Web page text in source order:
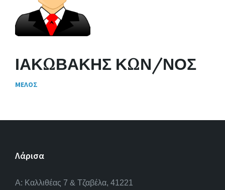
ΙΑΚΩΒΑΚΗΣ ΚΩΝ/ΝΟΣ
ΜΕΛΟΣ
Λάρισα
A: Καλλιθέας 7 & Τζαβέλα, 41221